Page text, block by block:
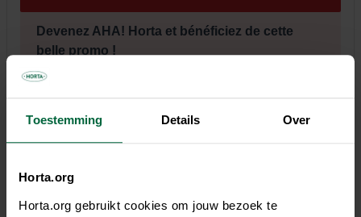
Toestemming Details Over
Horta.org
Horta.org gebruikt cookies om jouw bezoek te
Devenez AHA! Horta et bénéficiez de cette
belle promo !
Tous les magasins n'ont pas la même gamme
Description